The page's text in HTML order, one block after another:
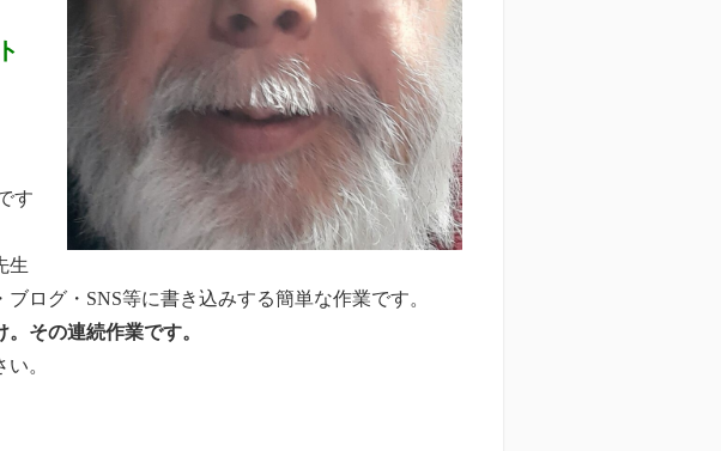
す
生
ログ・SNS等に書き込みする簡単な作業です。
その連続作業です。
。